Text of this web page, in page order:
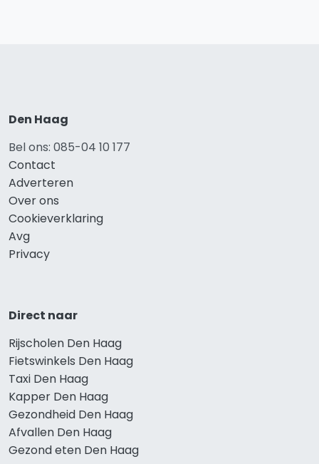
Den Haag
Bel ons: 085-04 10 177
Contact
Adverteren
Over ons
Cookieverklaring
Avg
Privacy
Direct naar
Rijscholen Den Haag
Fietswinkels Den Haag
Taxi Den Haag
Kapper Den Haag
Gezondheid Den Haag
Afvallen Den Haag
Gezond eten Den Haag